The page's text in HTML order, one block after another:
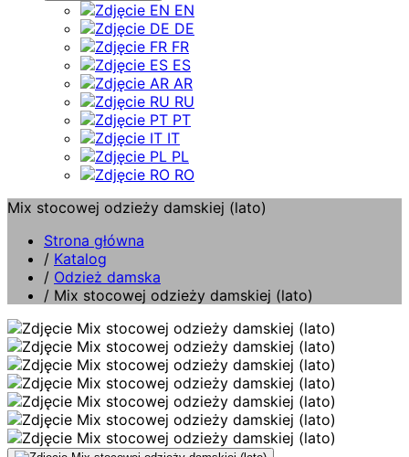
EN
DE
FR
ES
AR
RU
PT
IT
PL
RO
Mix stocowej odzieży damskiej (lato)
Strona główna
/ Katalog
/ Odzież damska
/ Mix stocowej odzieży damskiej (lato)